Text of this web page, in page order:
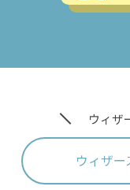
ウィザ
ウィザ